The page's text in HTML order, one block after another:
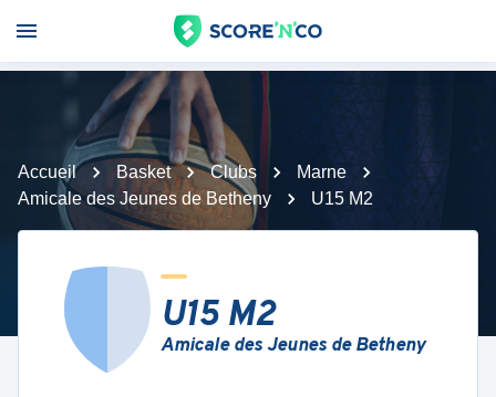
Accueil Basket Clubs
Marne
Amicale des Jeunes de Betheny
U15 M2
U15 M2
Amicale des Jeunes de Betheny